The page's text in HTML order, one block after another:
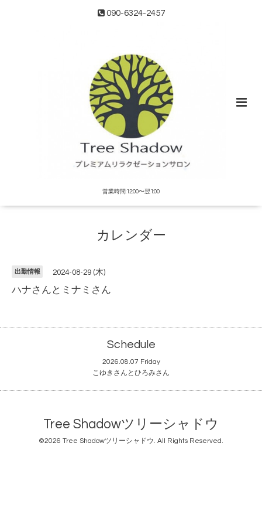
090-6324-2457
営業時間:12:00〜翌1:00
カレンダー
出勤情報 2024-08-29 (木)
ハナさんとミナミさん
Schedule
2026.08.07 Friday
こゆきさんとひろみさん
Tree Shadowツリーシャドウ
©2026 Tree Shadowツリーシャドウ. All Rights Reserved.